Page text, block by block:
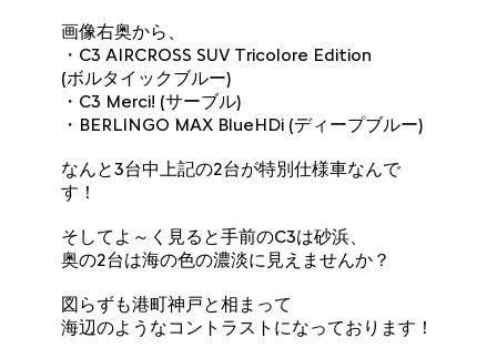
画像右奥から、
・C3 AIRCROSS SUV Tricolore Edition
(ボルタイックブルー)
・C3 Merci! (サーブル)
・BERLINGO MAX BlueHDi (ディープブルー)
なんと3台中上記の2台が特別仕様車なんで
す！
そしてよ～く見ると手前のC3は砂浜、
奥の2台は海の色の濃淡に見えませんか？
図らずも港町神戸と相まって
海辺のようなコントラストになっております！